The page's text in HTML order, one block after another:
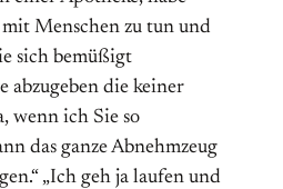
Menschen zu tun und
sich bemüßigt
abzugeben die keiner
wenn ich Sie so
das ganze Abnehmzeug
„Ich geh ja laufen und